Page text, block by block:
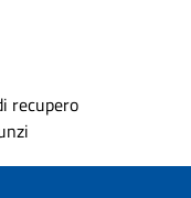
recupero